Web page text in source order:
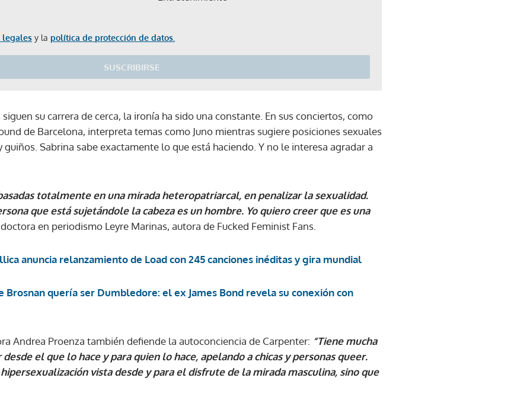
legales y la política de protección de datos.
SUSCRIBIRSE
Gracias por suscribirte a nuestro boletín.
su carrera de cerca, la ironía ha sido una constante. En sus conciertos, como
de Barcelona, interpreta temas como Juno mientras sugiere posiciones sexuales
guiños. Sabrina sabe exactamente lo que está haciendo. Y no le interesa agradar a
totalmente en una mirada heteropatriarcal, en penalizar la sexualidad.
que está sujetándole la cabeza es un hombre. Yo quiero creer que es una
en periodismo Leyre Marinas, autora de Fucked Feminist Fans.
anuncia relanzamiento de Load con 245 canciones inéditas y gira mundial
Brosnan quería ser Dumbledore: el ex James Bond revela su conexión con
Andrea Proenza también defiende la autoconciencia de Carpenter: “Tiene mucha
el que lo hace y para quien lo hace, apelando a chicas y personas queer.
vista desde y para el disfrute de la mirada masculina, sino que